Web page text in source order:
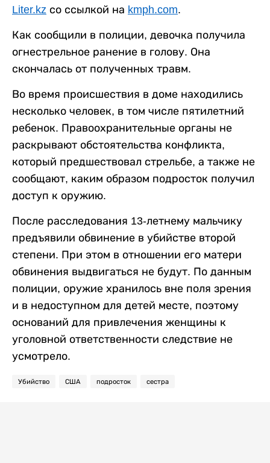
Liter.kz со ссылкой на kmph.com.
Как сообщили в полиции, девочка получила
огнестрельное ранение в голову. Она
скончалась от полученных травм.
Во время происшествия в доме находились
несколько человек, в том числе пятилетний
ребенок. Правоохранительные органы не
раскрывают обстоятельства конфликта,
который предшествовал стрельбе, а также не
сообщают, каким образом подросток получил
доступ к оружию.
После расследования 13-летнему мальчику
предъявили обвинение в убийстве второй
степени. При этом в отношении его матери
обвинения выдвигаться не будут. По данным
полиции, оружие хранилось вне поля зрения
и в недоступном для детей месте, поэтому
оснований для привлечения женщины к
уголовной ответственности следствие не
усмотрело.
Убийство США подросток сестра